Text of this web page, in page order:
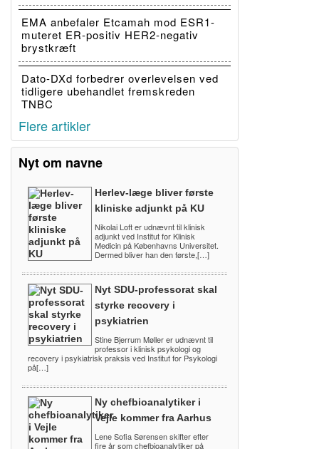
EMA anbefaler Etcamah mod ESR1-
muteret ER-positiv HER2-negativ
brystkræft
Dato-DXd forbedrer overlevelsen ved
tidligere ubehandlet fremskreden
TNBC
Flere artikler
Nyt om navne
Herlev-læge bliver første
kliniske adjunkt på KU
Nikolai Loft er udnævnt til klinisk
adjunkt ved Institut for Klinisk
Medicin på Københavns Universitet.
Dermed bliver han den første,[…]
Nyt SDU-professorat skal
styrke recovery i
psykiatrien
Stine Bjerrum Møller er udnævnt til
professor i klinisk psykologi og
recovery i psykiatrisk praksis ved Institut for Psykologi
på[…]
Ny chefbioanalytiker i
Vejle kommer fra Aarhus
Lene Sofia Sørensen skifter efter
fire år som chefbioanalytiker på